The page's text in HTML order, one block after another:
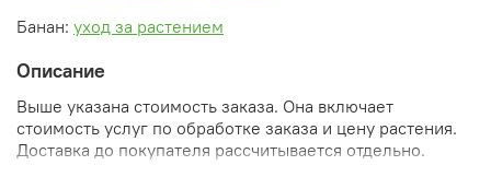
Банан: уход за растением
Описание
Выше указана стоимость заказа. Она включает
стоимость услуг по обработке заказа и цену растения.
Доставка до покупателя рассчитывается отдельно.